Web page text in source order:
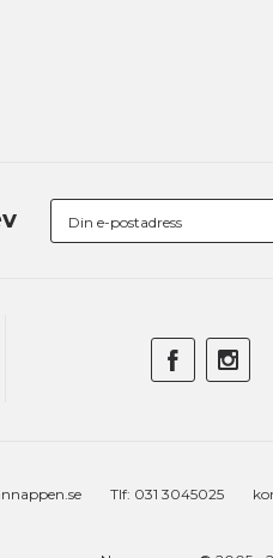
Tlf: 031 3045025